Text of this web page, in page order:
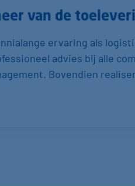
van de
ervaring als
advies bij alle
Bovendien